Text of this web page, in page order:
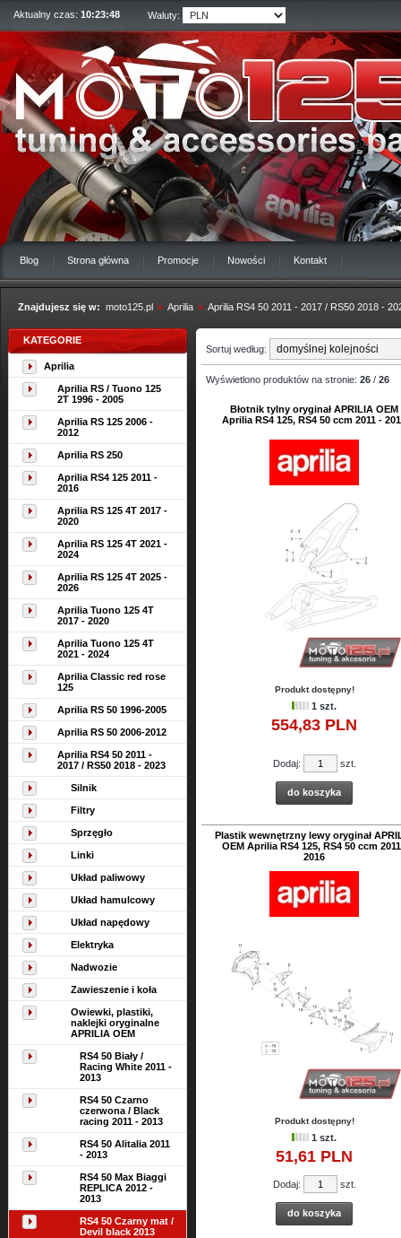
Aktualny czas: 10:23:49 Waluty:
Blog Strona główna Promocje Nowości Kontakt
Znajdujesz się w: moto125.pl » Aprilia » Aprilia RS4 50 2011 - 2017 / RS50 2018 -
KATEGORIE
Aprilia
Aprilia RS / Tuono 125
2T 1996 - 2005
Aprilia RS 125 2006 -
2012
Aprilia RS 250
Aprilia RS4 125 2011 -
2016
Aprilia RS 125 4T 2017 -
2020
Aprilia RS 125 4T 2021 -
2024
Aprilia RS 125 4T 2025 -
2026
Aprilia Tuono 125 4T
2017 - 2020
Aprilia Tuono 125 4T
2021 - 2024
Aprilia Classic red rose
125
Aprilia RS 50 1996-2005
Aprilia RS 50 2006-2012
Aprilia RS4 50 2011 -
2017 / RS50 2018 - 2023
Silnik
Filtry
Sprzęgło
Linki
Układ paliwowy
Układ hamulcowy
Układ napędowy
Elektryka
Nadwozie
Zawieszenie i koła
Owiewki, plastiki,
naklejki oryginalne
APRILIA OEM
RS4 50 Biały /
Racing White 2011 -
2013
RS4 50 Czarno
czerwona / Black
racing 2011 - 2013
RS4 50 Alitalia 2011
- 2013
RS4 50 Max Biaggi
REPLICA 2012 -
2013
RS4 50 Czarny mat /
Devil black 2013
Sortuj według:
Wyświetlono produktów na stronie: 26 / 26
Błotnik tylny oryginał APRILIA OEM
Aprilia RS4 125, RS4 50 ccm 2011 -
Produkt dostępny!
1 szt.
554,83 PLN
Dodaj: szt.
do koszyka
Plastik wewnętrzny lewy oryginał
OEM Aprilia RS4 125, RS4 50 ccm
2016
Produkt dostępny!
1 szt.
51,61 PLN
Dodaj: szt.
do koszyka